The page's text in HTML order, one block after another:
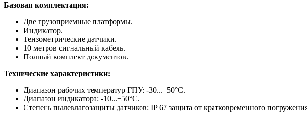
Базовая комплектация:
Две грузоприемные платформы.
Индикатор.
Тензометрические датчики.
10 метров сигнальный кабель.
Полный комплект документов.
Технические характеристики:
Диапазон рабочих температур ГПУ: -30...+50°С.
Диапазон индикатора: -10...+50°С.
Степень пылевлагозащиты датчиков: IP 67 защита от кратковременного